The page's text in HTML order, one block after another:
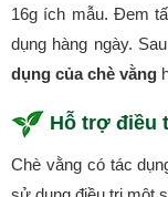
16g ích mẫu. Đem
dụng hàng ngày.
dụng của chè vằng
Hỗ trợ điều
Chè vằng có tác